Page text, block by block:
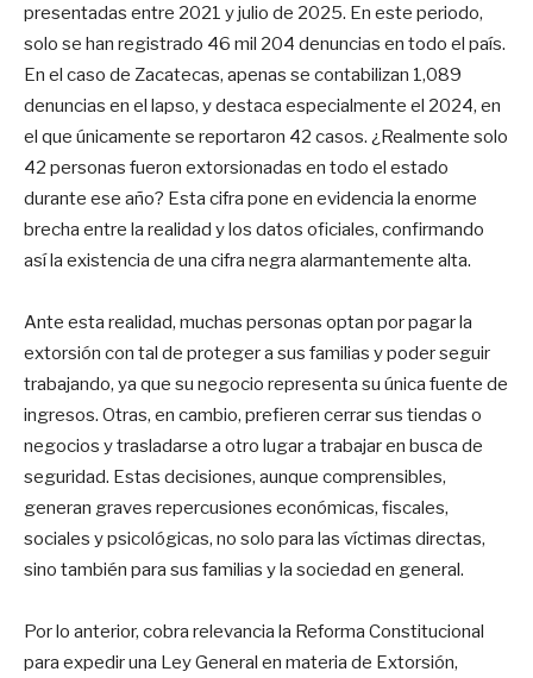
presentadas entre 2021 y julio de 2025. En este periodo,
solo se han registrado 46 mil 204 denuncias en todo el país.
En el caso de Zacatecas, apenas se contabilizan 1,089
denuncias en el lapso, y destaca especialmente el 2024, en
el que únicamente se reportaron 42 casos. ¿Realmente solo
42 personas fueron extorsionadas en todo el estado
durante ese año? Esta cifra pone en evidencia la enorme
brecha entre la realidad y los datos oficiales, confirmando
así la existencia de una cifra negra alarmantemente alta.
Ante esta realidad, muchas personas optan por pagar la
extorsión con tal de proteger a sus familias y poder seguir
trabajando, ya que su negocio representa su única fuente de
ingresos. Otras, en cambio, prefieren cerrar sus tiendas o
negocios y trasladarse a otro lugar a trabajar en busca de
seguridad. Estas decisiones, aunque comprensibles,
generan graves repercusiones económicas, fiscales,
sociales y psicológicas, no solo para las víctimas directas,
sino también para sus familias y la sociedad en general.
Por lo anterior, cobra relevancia la Reforma Constitucional
para expedir una Ley General en materia de Extorsión,